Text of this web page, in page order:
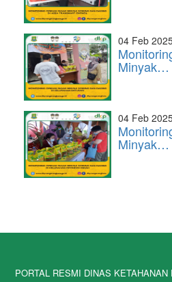
04 Feb
Minyak…
04 Feb
Minyak…
PORTAL RESMI DINAS KETAHANAN